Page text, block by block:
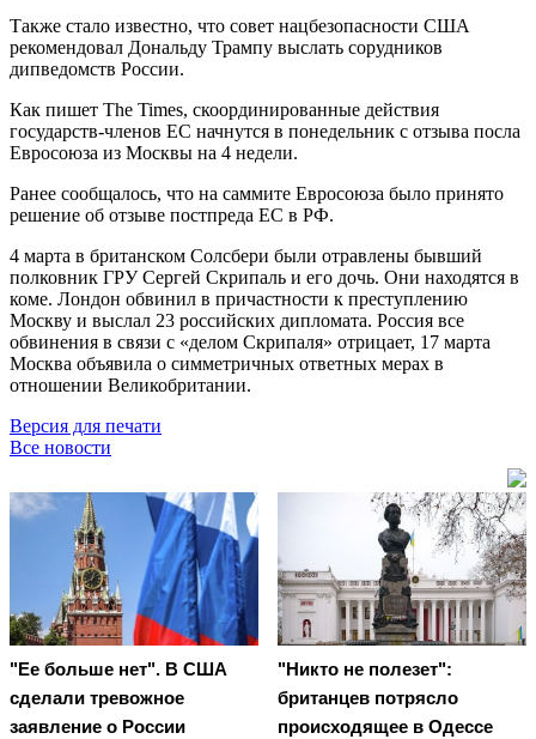
Также стало известно, что совет нацбезопасности США
рекомендовал Дональду Трампу выслать сорудников
дипведомств России.
Как пишет The Times, скоординированные действия
государств-членов ЕС начнутся в понедельник с отзыва посла
Евросоюза из Москвы на 4 недели.
Ранее сообщалось, что на саммите Евросоюза было принято
решение об отзыве постпреда ЕС в РФ.
4 марта в британском Солсбери были отравлены бывший
полковник ГРУ Сергей Скрипаль и его дочь. Они находятся в
коме. Лондон обвинил в причастности к преступлению
Москву и выслал 23 российских дипломата. Россия все
обвинения в связи с «делом Скрипаля» отрицает, 17 марта
Москва объявила о симметричных ответных мерах в
отношении Великобритании.
Версия для печати
Все новости
"Ее больше нет". В США
сделали тревожное
заявление о России
"Никто не полезет":
британцев потрясло
происходящее в Одессе